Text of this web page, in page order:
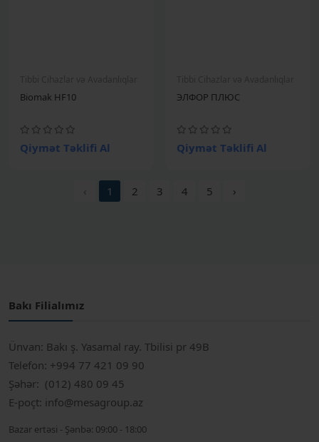
Biomak HF10
Qiymət Təklifi Al
ЭЛФОР ПЛЮС
Qiymət Təklifi Al
‹ 1 2 3 4 5 ›
Bakı Filialımız
Ünvan: Bakı ş. Yasamal ray. Tbilisi pr 49B
Telefon: +994 77 421 09 90
Şəhər: (012) 480 09 45
E-poçt: info@mesagroup.az
Bazar ertəsi - Şənbə: 09:00 - 18:00